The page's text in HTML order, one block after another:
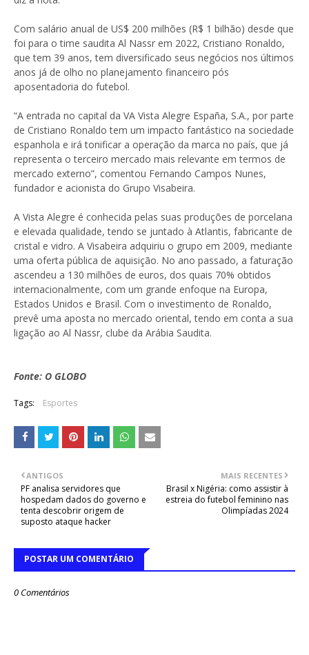
Com salário anual de US$ 200 milhões (R$ 1 bilhão) desde que
foi para o time saudita Al Nassr em 2022, Cristiano Ronaldo,
que tem 39 anos, tem diversificado seus negócios nos últimos
anos já de olho no planejamento financeiro pós
aposentadoria do futebol.
“A entrada no capital da VA Vista Alegre España, S.A., por parte
de Cristiano Ronaldo tem um impacto fantástico na sociedade
espanhola e irá tonificar a operação da marca no país, que já
representa o terceiro mercado mais relevante em termos de
mercado externo”, comentou Fernando Campos Nunes,
fundador e acionista do Grupo Visabeira.
A Vista Alegre é conhecida pelas suas produções de porcelana
e elevada qualidade, tendo se juntado à Atlantis, fabricante de
cristal e vidro. A Visabeira adquiriu o grupo em 2009, mediante
uma oferta pública de aquisição. No ano passado, a faturação
ascendeu a 130 milhões de euros, dos quais 70% obtidos
internacionalmente, com um grande enfoque na Europa,
Estados Unidos e Brasil. Com o investimento de Ronaldo,
prevê uma aposta no mercado oriental, tendo em conta a sua
ligação ao Al Nassr, clube da Arábia Saudita.
Fonte: O GLOBO
Tags: Esportes
MAIS RECENTES
Brasil x Nigéria: como assistir à
estreia do futebol feminino nas
Olimpíadas 2024
ANTIGOS
PF analisa servidores que
hospedam dados do governo e
tenta descobrir origem de
suposto ataque hacker
POSTAR UM COMENTÁRIO
0 Comentários